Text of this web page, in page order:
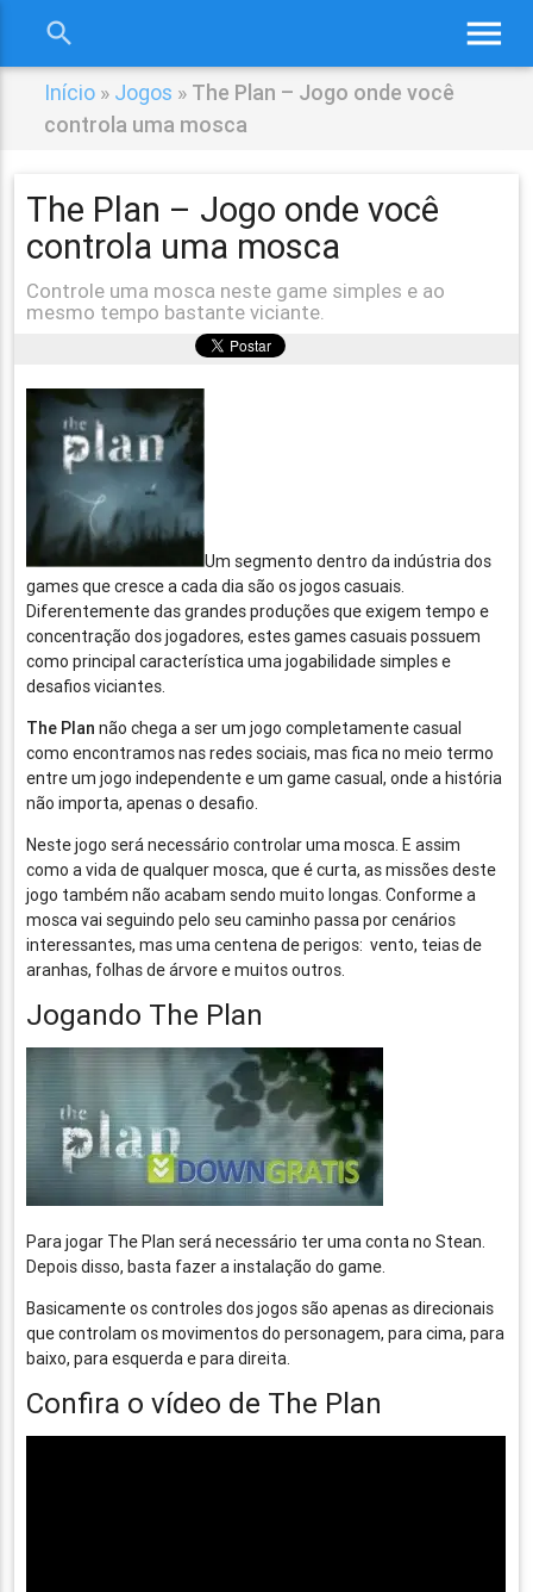
menu
search
Início » Jogos » The Plan – Jogo onde você
controla uma mosca
The Plan – Jogo onde você
controla uma mosca
Controle uma mosca neste game simples e ao
mesmo tempo bastante viciante.
Um segmento dentro da indústria dos
games que cresce a cada dia são os jogos casuais.
Diferentemente das grandes produções que exigem tempo e
concentração dos jogadores, estes games casuais possuem
como principal característica uma jogabilidade simples e
desafios viciantes.
The Plan não chega a ser um jogo completamente casual
como encontramos nas redes sociais, mas fica no meio termo
entre um jogo independente e um game casual, onde a história
não importa, apenas o desafio.
Neste jogo será necessário controlar uma mosca. E assim
como a vida de qualquer mosca, que é curta, as missões deste
jogo também não acabam sendo muito longas. Conforme a
mosca vai seguindo pelo seu caminho passa por cenários
interessantes, mas uma centena de perigos: vento, teias de
aranhas, folhas de árvore e muitos outros.
Jogando The Plan
Para jogar The Plan será necessário ter uma conta no Stean.
Depois disso, basta fazer a instalação do game.
Basicamente os controles dos jogos são apenas as direcionais
que controlam os movimentos do personagem, para cima, para
baixo, para esquerda e para direita.
Confira o vídeo de The Plan